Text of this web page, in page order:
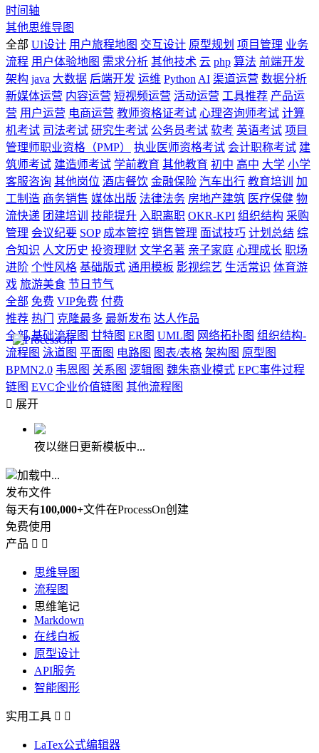
时间轴
其他思维导图
全部 UI设计 用户旅程地图 交互设计 原型规划 项目管理 业务
流程 用户体验地图 需求分析 其他技术 云 php 算法 前端开发
架构 java 大数据 后端开发 运维 Python AI 渠道运营 数据分析
新媒体运营 内容运营 短视频运营 活动运营 工具推荐 产品运
营 用户运营 电商运营 教师资格证考试 心理咨询师考试 计算
机考试 司法考试 研究生考试 公务员考试 软考 英语考试 项目
管理师职业资格（PMP）
执业医师资格考试 会计职称考试 建
筑师考试 建造师考试 学前教育 其他教育 初中 高中 大学 小学
客服咨询 其他岗位 酒店餐饮 金融保险 汽车出行 教育培训
加
工制造 商务销售 媒体出版 法律法务 房地产建筑 医疗保健 物
流快递 团建培训 技能提升 入职离职 OKR-KPI 组织结构 采购
管理 会议纪要 SOP 成本管控 销售管理 面试技巧 计划总结 综
合知识 人文历史 投资理财 文学名著 亲子家庭 心理成长 职场
进阶 个性风格 基础版式 通用模板 影视综艺 生活常识 体育游
戏 旅游美食 节日节气
全部 免费 VIP免费 付费
推荐 热门 克隆最多 最新发布 达人作品
全部 基础流程图 甘特图 ER图 UML图 网络拓扑图 组织结构-
流程图 泳道图 平面图 电路图 图表/表格 架构图 原型图
BPMN2.0 韦恩图 关系图 逻辑图 魏朱商业模式 EPC事件过程
链图 EVC企业价值链图 其他流程图
 展开
夜以继日更新模板中...
加载中...
发布文件
每天有100,000+文件在ProcessOn创建
免费使用
产品  
思维导图
流程图
思维笔记
Markdown
在线白板
原型设计
API服务
智能图形
实用工具  
LaTex公式编辑器